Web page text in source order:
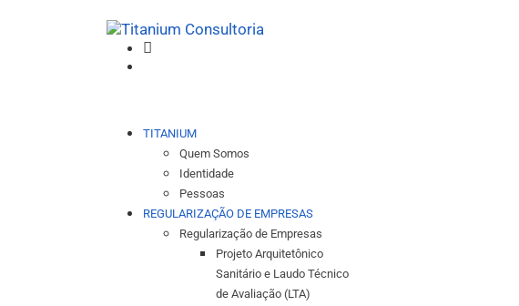
TITANIUM
Quem Somos
Identidade
Pessoas
REGULARIZAÇÃO DE EMPRESAS
Regularização de Empresas
Projeto Arquitetônico
Sanitário e Laudo Técnico
de Avaliação (LTA)